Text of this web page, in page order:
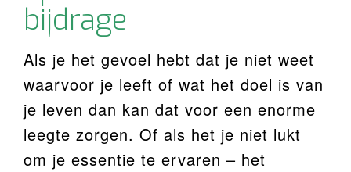
bijdrage
Als je het gevoel hebt dat je niet weet
waarvoor je leeft of wat het doel is van
je leven dan kan dat voor een enorme
leegte zorgen. Of als het je niet lukt
om je essentie te ervaren – het